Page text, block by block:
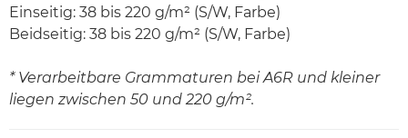
Einseitig: 38 bis 220 g/m² (S/W, Farbe)
Beidseitig: 38 bis 220 g/m² (S/W, Farbe)
* Verarbeitbare Grammaturen bei A6R und kleiner
liegen zwischen 50 und 220 g/m².